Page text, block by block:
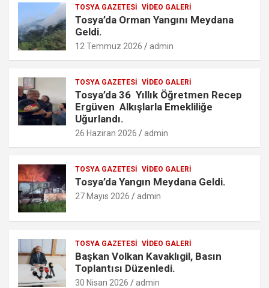
k
p
o
TOSYA GAZETESI VIDEO GALERI
Tosya’da Orman Yangını Meydana
Geldi.
12 Temmuz 2026 admin
TOSYA GAZETESI VIDEO GALERI
Tosya’da 36 Yıllık Öğretmen Recep
Ergüven Alkışlarla Emekliliğe
Uğurlandı.
26 Haziran 2026 admin
TOSYA GAZETESI VIDEO GALERI
Tosya’da Yangın Meydana Geldi.
27 Mayıs 2026 admin
TOSYA GAZETESI VIDEO GALERI
Başkan Volkan Kavaklıgil, Basın
Toplantısı Düzenledi.
30 Nisan 2026 admin